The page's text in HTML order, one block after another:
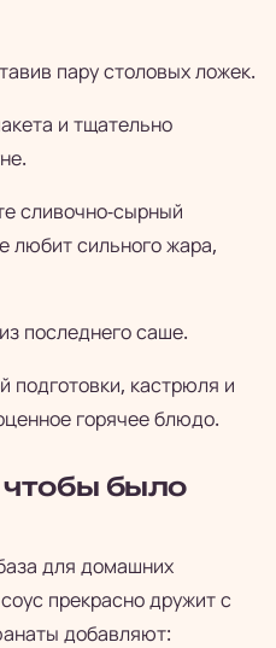
пару столовых ложек.
и тщательно
сливочно-сырный
любит сильного жара,
последнего саше.
подготовки, кастрюля и
горячее блюдо.
чтобы было
для домашних
прекрасно дружит с
добавляют: